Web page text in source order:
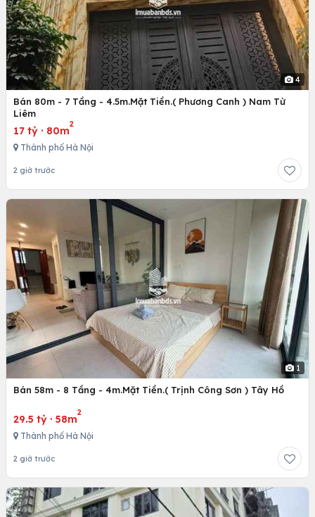
4
Bán 80m - 7 Tầng - 4.5m.Mặt Tiền.( Phương Canh ) Nam Từ
Liêm
17 tỷ · 80m
2
Thành phố Hà Nội
2 giờ trước
1
Bán 58m - 8 Tầng - 4m.Mặt Tiền.( Trịnh Công Sơn ) Tây Hồ
29.5 tỷ · 58m
2
Thành phố Hà Nội
2 giờ trước